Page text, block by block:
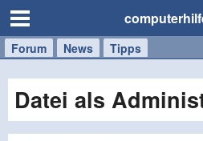
Forum News Tipps
Handy
Tablet
Windows
Mac
Datei als